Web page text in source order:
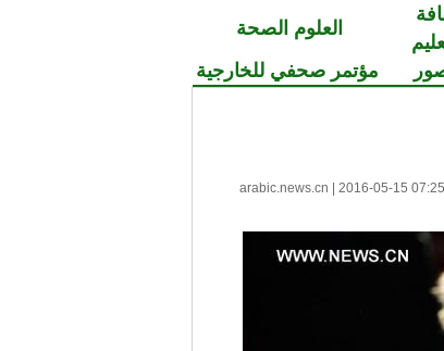
العلوم الصحة
مؤتمر صحفي للخارجية
arabic.news.cn 2016-05-15